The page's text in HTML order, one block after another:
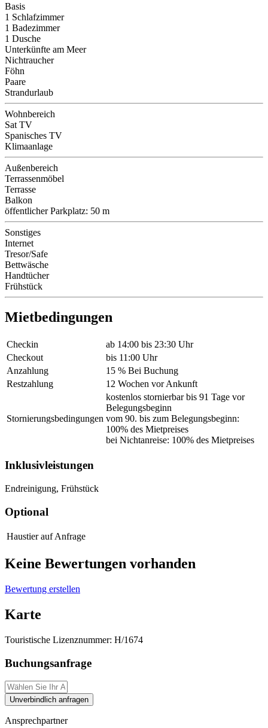
Basis
1 Schlafzimmer
1 Badezimmer
1 Dusche
Unterkünfte am Meer
Nichtraucher
Föhn
Paare
Strandurlaub
Wohnbereich
Sat TV
Spanisches TV
Klimaanlage
Außenbereich
Terrassenmöbel
Terrasse
Balkon
öffentlicher Parkplatz: 50 m
Sonstiges
Internet
Tresor/Safe
Bettwäsche
Handtücher
Frühstück
Mietbedingungen
Checkin
ab 14:00 bis 23:30 Uhr
Checkout
bis 11:00 Uhr
Anzahlung
15 % Bei Buchung
Restzahlung
12 Wochen vor Ankunft
Stornierungsbedingungen
kostenlos stornierbar bis 91 Tage vor
Belegungsbeginn
vom 90. bis zum Belegungsbeginn:
100% des Mietpreises
bei Nichtanreise: 100% des Mietpreises
Inklusivleistungen
Endreinigung, Frühstück
Optional
Haustier auf Anfrage
Keine Bewertungen vorhanden
Bewertung erstellen
Karte
Touristische Lizenznummer: H/1674
Buchungsanfrage
Unverbindlich anfragen
Ansprechpartner